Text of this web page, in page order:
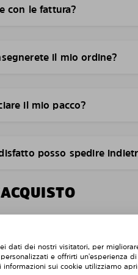
con le fattura?
il mio ordine?
il mio pacco?
posso spedire
dell’auto, il modello e
corrispondenti a
dati dei nostri visitatori, per
e offrirti un'esperienza di
informazioni sui cookie utilizziamo